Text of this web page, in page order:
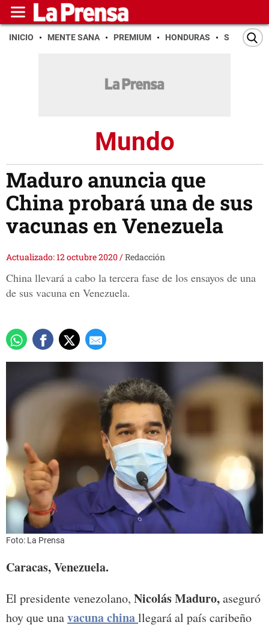
INICIO MENTE SANA PREMIUM HONDURAS SAN PEDRO
Mundo
Maduro anuncia que
China probará una de sus
vacunas en Venezuela
Actualizado: 12 octubre 2020/Redacción
China llevará a cabo la tercera fase de los ensayos de una
de sus vacuna en Venezuela.
Foto: La Prensa
Caracas, Venezuela.
El presidente venezolano, Nicolás Maduro,aseguró
hoy que unavacuna chinallegará al país caribeño